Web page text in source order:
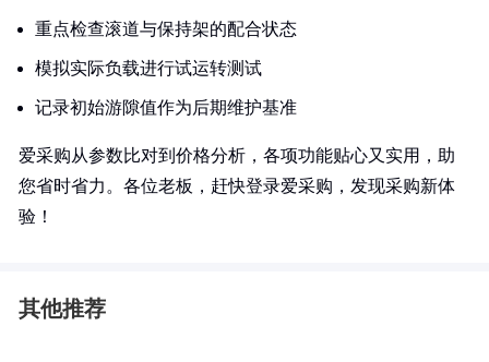
重点检查滚道与保持架的配合状态
模拟实际负载进行试运转测试
记录初始游隙值作为后期维护基准
爱采购从参数比对到价格分析，各项功能贴心又实用，助
您省时省力。各位老板，赶快登录爱采购，发现采购新体
验！
其他推荐